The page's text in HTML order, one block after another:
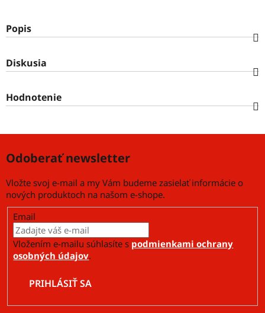
Popis
Diskusia
Hodnotenie
Odoberať newsletter
Vložte svoj e-mail a my Vám budeme zasielať informácie o
nových produktoch na našom e-shope.
Email
Vložením e-mailu súhlasíte s podmienkami ochrany
osobných údajov.
PRIHLÁSIŤ SA